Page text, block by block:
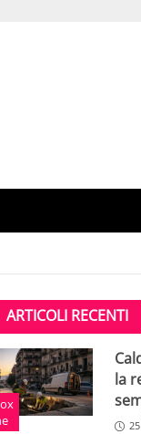
ARTICOLI RECENTI
la